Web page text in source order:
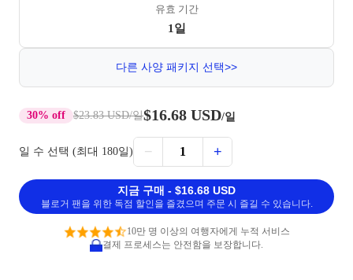
유효 기간
1일
다른 사양 패키지 선택>>
30% off $23.83 USD/일$16.68 USD/일
일 수 선택 (최대 180일) − 1 +
지금 구매 - $16.68 USD
블로거 팬을 위한 독점 할인을 즐겼으며 주문 시 즐길 수 있습니다.
10만 명 이상의 여행자에게 누적 서비스
결제 프로세스는 안전함을 보장합니다.